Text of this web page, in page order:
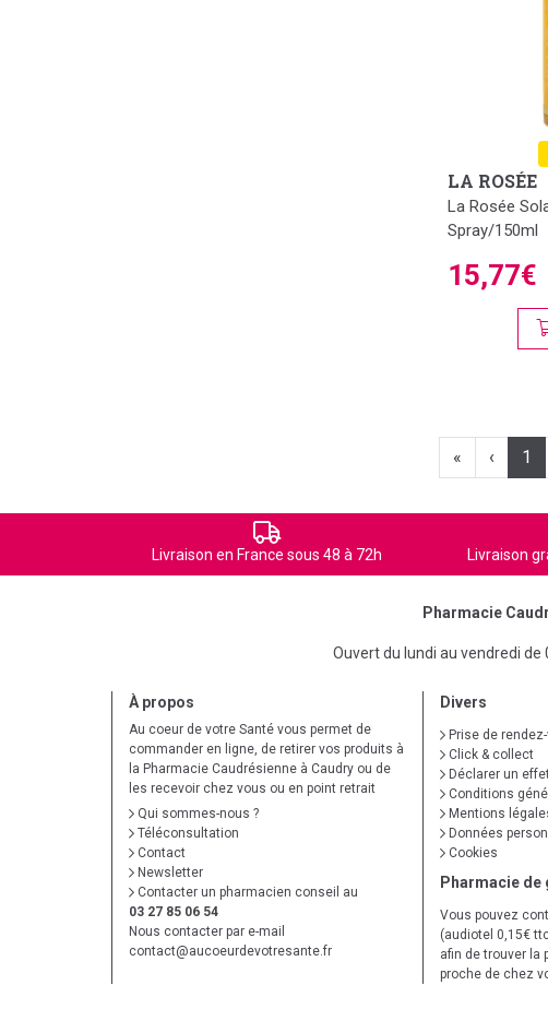
LA ROSÉE
La Rosée
Spray/150ml
15,77€
« ‹ 1
Livraison en France sous 48 à 72h Livraison
Pharmacie
Ouvert du lundi au vendredi
À propos
Au coeur de votre Santé vous permet de
commander en ligne, de retirer vos produits à
la Pharmacie Caudrésienne à Caudry ou de
les recevoir chez vous ou en point retrait
Qui sommes-nous ?
Téléconsultation
Contact
Newsletter
Contacter un pharmacien conseil au
03 27 85 06 54
Nous contacter par e-mail
contact@aucoeurdevotresante.fr
Divers
Prise de
Click & collect
Déclarer un
Conditions
Mentions
Données
Cookies
Pharmacie de
Vous pouvez
(audiotel 0,15€
afin de trouver la
proche de chez